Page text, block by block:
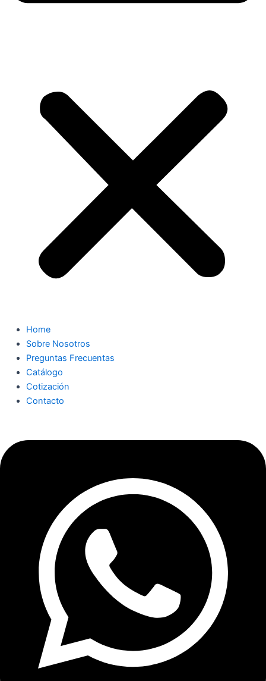
Home
Sobre Nosotros
Preguntas Frecuentas
Catálogo
Cotización
Contacto